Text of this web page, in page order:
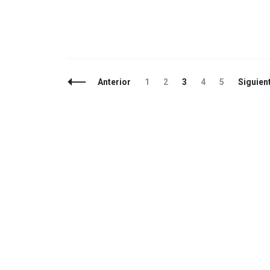
NavegaciónAnterior Página
1 Página
2 Página
3 Página
4 Página
5